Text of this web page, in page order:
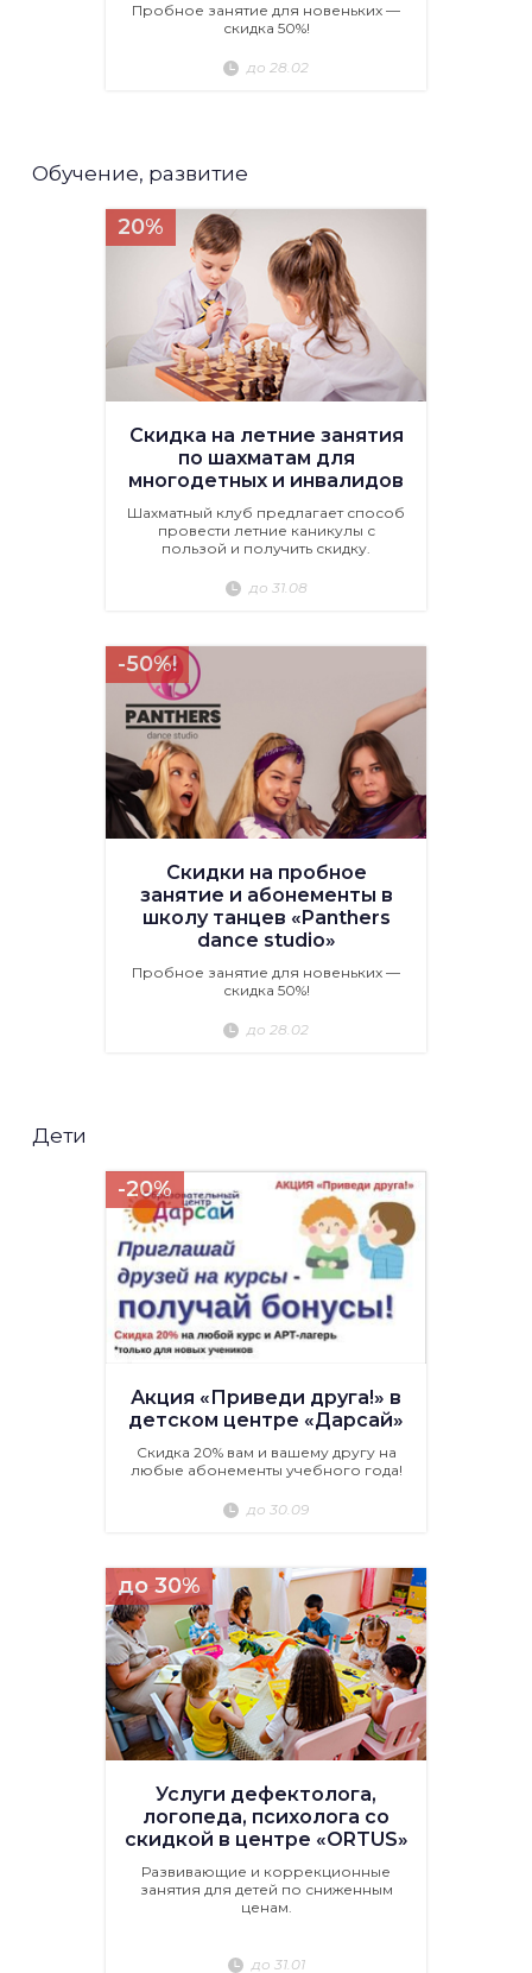
Пробное занятие для новеньких —
скидка 50%!
до 28.02
Обучение, развитие
20%
Скидка на летние занятия
по шахматам для
многодетных и инвалидов
Шахматный клуб предлагает способ
провести летние каникулы с
пользой и получить скидку.
до 31.08
-50%!
Скидки на пробное
занятие и абонементы в
школу танцев «Panthers
dance studio»
Пробное занятие для новеньких —
скидка 50%!
до 28.02
Дети
-20%
Акция «Приведи друга!» в
детском центре «Дарсай»
Скидка 20% вам и вашему другу на
любые абонементы учебного года!
до 30.09
до 30%
Услуги дефектолога,
логопеда, психолога со
скидкой в центре «ORTUS»
Развивающие и коррекционные
занятия для детей по сниженным
ценам.
до 31.01